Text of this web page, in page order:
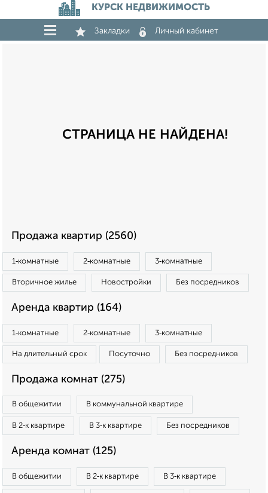
КУРСК НЕДВИЖИМОСТЬ
Закладки Личный кабинет
СТРАНИЦА НЕ НАЙДЕНА!
Продажа квартир (2560)
1‑комнатные 2‑комнатные 3‑комнатные
Вторичное жилье Новостройки Без посредников
Аренда квартир (164)
1‑комнатные 2‑комнатные 3‑комнатные
На длительный срок Посуточно Без посредников
Продажа комнат (275)
В общежитии В коммунальной квартире
В 2‑к квартире В 3‑к квартире Без посредников
Аренда комнат (125)
В общежитии В 2‑к квартире В 3‑к квартире